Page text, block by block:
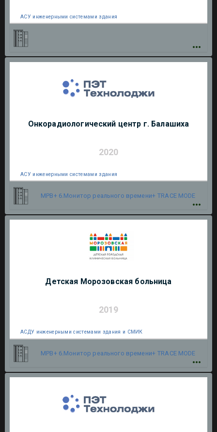
АСУ инженерными системами здания
Онкорадиологический центр г. Балашиха
2020
АСУ инженерными системами здания
МРВ+ 6.Монитор реального времени+ TRACE MODE
Детская Морозовская больница
2019
АСДУ инженерными системами здания и СМИК
МРВ+ 6.Монитор реального времени+ TRACE MODE